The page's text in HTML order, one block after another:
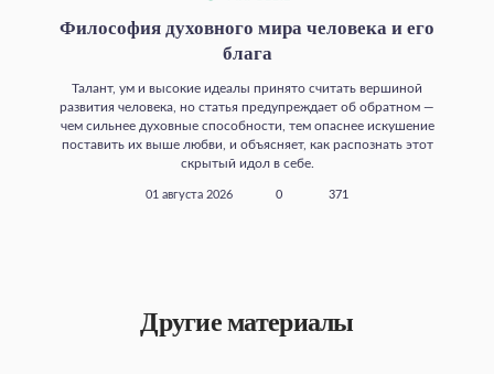
Философия духовного мира человека и его
блага
Талант, ум и высокие идеалы принято считать вершиной
развития человека, но статья предупреждает об обратном —
чем сильнее духовные способности, тем опаснее искушение
поставить их выше любви, и объясняет, как распознать этот
скрытый идол в себе.
01 августа 2026 0 371
Другие материалы